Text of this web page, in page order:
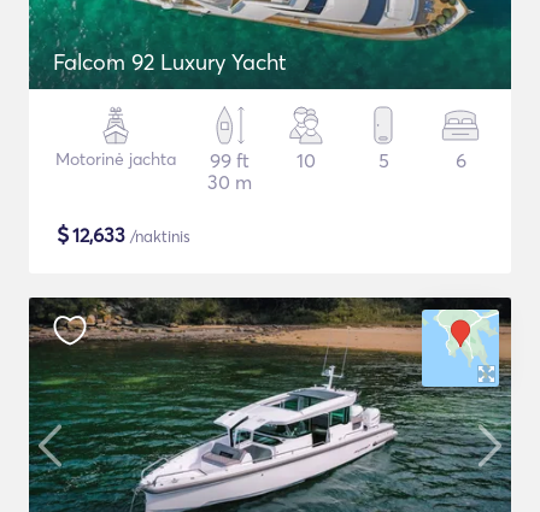
Falcom 92 Luxury Yacht
Motorinė jachta
99 ft
30 m
10 5 6
$12,633 /naktinis